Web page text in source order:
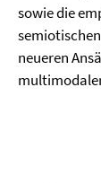
sowie die
neueren